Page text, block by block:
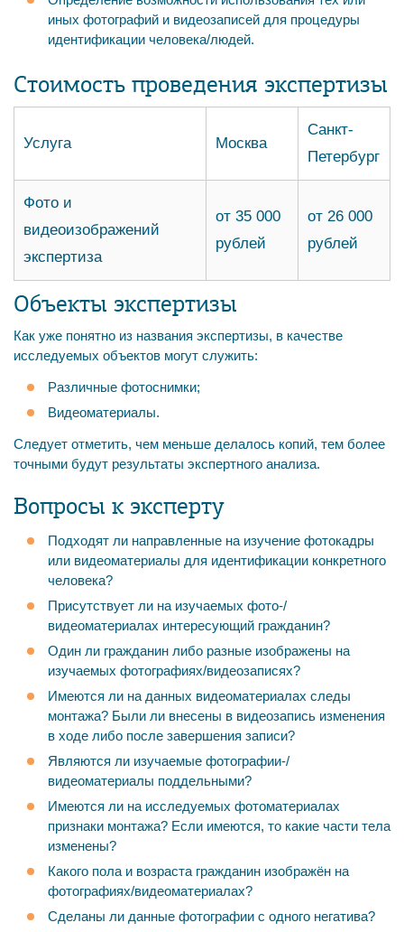
иных фотографий и видеозаписей для процедуры
идентификации человека/людей.
Стоимость проведения экспертизы
Услуга Москва
Санкт-
Петербург
Фото и
видеоизображений
экспертиза
от 35 000
рублей
от 26 000
рублей
​Объекты экспертизы
Как уже понятно из названия экспертизы, в качестве
исследуемых объектов могут служить:
Различные фотоснимки;
Видеоматериалы.
Следует отметить, чем меньше делалось копий, тем более
точными будут результаты экспертного анализа.
Вопросы к эксперту
Подходят ли направленные на изучение фотокадры
или видеоматериалы для идентификации конкретного
человека?
Присутствует ли на изучаемых фото-/
видеоматериалах интересующий гражданин?
Один ли гражданин либо разные изображены на
изучаемых фотографиях/видеозаписях?
Имеются ли на данных видеоматериалах следы
монтажа? Были ли внесены в видеозапись изменения
в ходе либо после завершения записи?
Являются ли изучаемые фотографии-/
видеоматериалы поддельными?
Имеются ли на исследуемых фотоматериалах
признаки монтажа? Если имеются, то какие части тела
изменены?
Какого пола и возраста гражданин изображён на
фотографиях/видеоматериалах?
Сделаны ли данные фотографии с одного негатива?